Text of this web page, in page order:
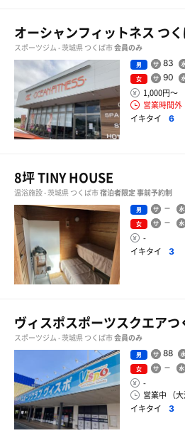
オーシャンフィットネス つ
スポーツジム - 茨城県 つくば市会員のみ
男 83
女 90
1,000円〜
営業時間外
イキタイ
6
8坪 TINY HOUSE
温浴施設 - 茨城県 つくば市宿泊者限定事前予約制
男
女
-
イキタイ
3
ヴィスポスポーツスクエアつ
スポーツジム - 茨城県 つくば市会員のみ
男 88
女
-
営業中 （
イキタイ
3